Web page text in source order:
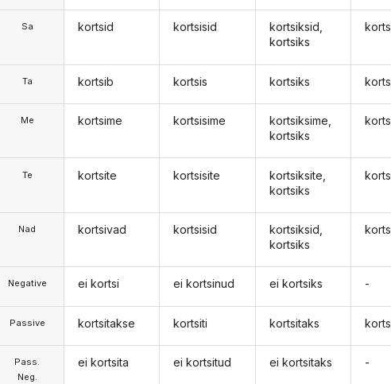
Sa
Ta
Me
Te
Nad
Negative
Passive
Pass.
Neg.
kortsid
kortsib
kortsime
kortsite
kortsivad
ei kortsi
kortsitakse
ei kortsita
kortsisid
kortsis
kortsisime
kortsisite
kortsisid
ei kortsinud
kortsiti
ei kortsitud
kortsiksid,
kortsiks
kortsiks
kortsiksime,
kortsiks
kortsiksite,
kortsiks
kortsiksid,
kortsiks
ei kortsiks
kortsitaks
ei kortsitaks
-
-